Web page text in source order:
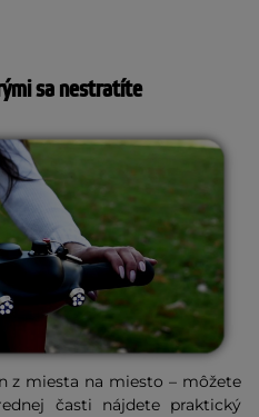
sa nestratíte
z miesta na miesto – môžete
časti nájdete praktický